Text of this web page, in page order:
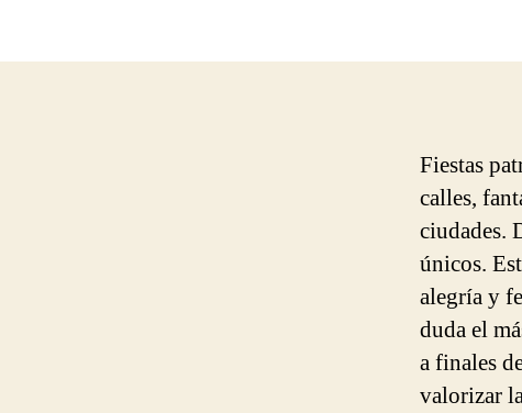
Fiestas
calles,
ciudades.
únicos.
alegría y
duda el
a finales
valorizar